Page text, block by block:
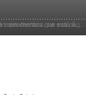
treinamentos que está à...
que destaca, na sua pág...